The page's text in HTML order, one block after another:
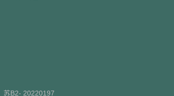
苏B2- 20220197